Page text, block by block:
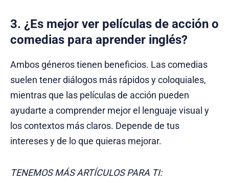
3. ¿Es mejor ver películas de acción o
comedias para aprender inglés?
Ambos géneros tienen beneficios. Las comedias
suelen tener diálogos más rápidos y coloquiales,
mientras que las películas de acción pueden
ayudarte a comprender mejor el lenguaje visual y
los contextos más claros. Depende de tus
intereses y de lo que quieras mejorar.
TENEMOS MÁS ARTÍCULOS PARA TI: